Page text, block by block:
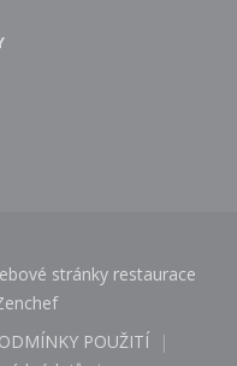
stránky restaurace
((otevře se v novém
okně))
POUŽITÍ
((otevře se v